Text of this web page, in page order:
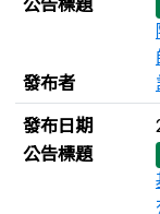
發布者
發布日期
公告標題